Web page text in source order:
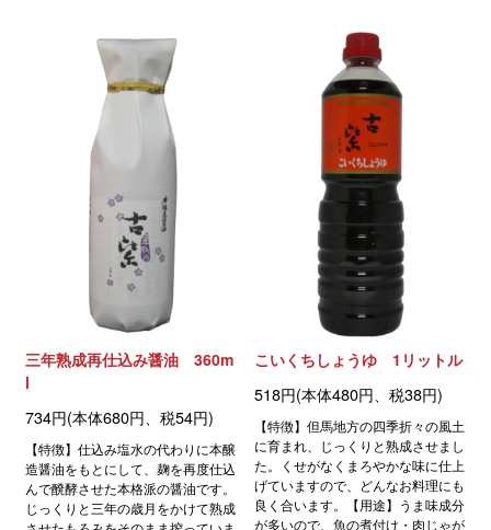
三年熟成再仕込み醤油 360m
l
734円(本体680円、税54円)
【特徴】仕込み塩水の代わりに本醸
造醤油をもとにして、麹を再度仕込
んで醗酵させた本格派の醤油です。
じっくりと三年の歳月をかけて熟成
こいくちしょうゆ 1リットル
518円(本体480円、税38円)
【特徴】但馬地方の四季折々の風土
に育まれ、じっくりと熟成させまし
た。くせがなくまろやかな味に仕上
げていますので、どんなお料理にも
良く合います。【用途】うま味成分
が多いので、魚の煮付け・肉じゃが